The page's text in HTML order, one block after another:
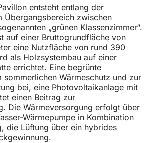
entsteht entlang der
Übergangsbereich zwischen
„grünen Klassenzimmer“.
auf einer Bruttogrundfläche von
eine Nutzfläche von rund 390
als Holzsystembau auf einer
errichtet. Eine begrünte
sommerlichen Wärmeschutz und zur
bei, eine Photovoltaikanlage mit
einen Beitrag zur
Die Wärmeversorgung erfolgt über
Wärmepumpe in Kombination
die Lüftung über ein hybrides